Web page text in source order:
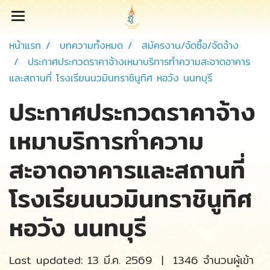
หน้าแรก บทความทั้งหมด
สมัครงาน/จัดซื้อ/จัดจ้าง
ประกาศประกวดราคาจ้างเหมาบริการทำความสะอาดอาคาร
และสถานที่ โรงเรียนนวมินทราชินูทิศ หอวัง นนทบุรี
ประกาศประกวดราคาจ้าง
เหมาบริการทำความ
สะอาดอาคารและสถานที่
โรงเรียนนวมินทราชินูทิศ
หอวัง นนทบุรี
Last updated: 13 มี.ค. 2569 | 1346 จำนวนผู้เข้า